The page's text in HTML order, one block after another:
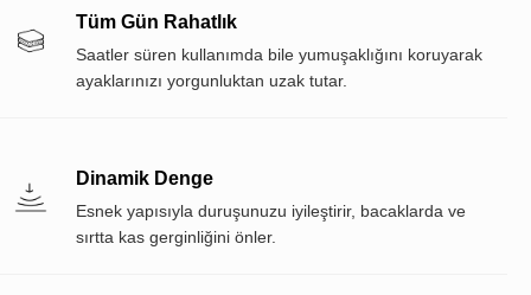
Tüm Gün Rahatlık
Saatler süren kullanımda bile yumuşaklığını koruyarak
ayaklarınızı yorgunluktan uzak tutar.
Dinamik Denge
Esnek yapısıyla duruşunuzu iyileştirir, bacaklarda ve
sırtta kas gerginliğini önler.